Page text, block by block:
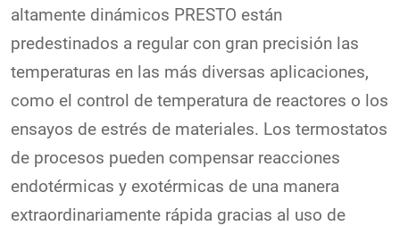
altamente dinámicos PRESTO están
predestinados a regular con gran precisión las
temperaturas en las más diversas aplicaciones,
como el control de temperatura de reactores o los
ensayos de estrés de materiales. Los termostatos
de procesos pueden compensar reacciones
endotérmicas y exotérmicas de una manera
extraordinariamente rápida gracias al uso de